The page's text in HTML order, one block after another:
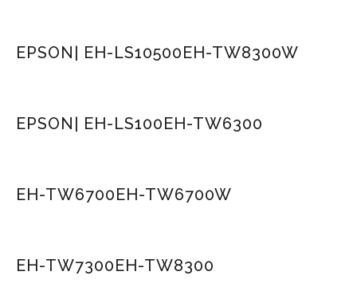
EPSON| EH-LS10500EH-TW8300W
EPSON| EH-LS100EH-TW6300
EH-TW6700EH-TW6700W
EH-TW7300EH-TW8300